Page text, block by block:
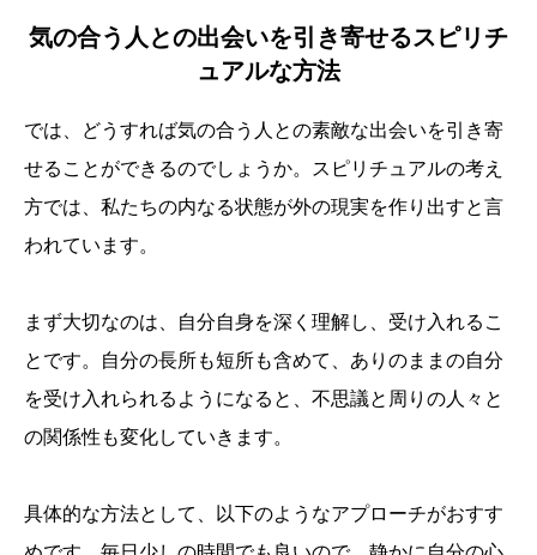
気の合う人との出会いを引き寄せるスピリチ
ュアルな方法
では、どうすれば気の合う人との素敵な出会いを引き寄
せることができるのでしょうか。スピリチュアルの考え
方では、私たちの内なる状態が外の現実を作り出すと言
われています。
まず大切なのは、自分自身を深く理解し、受け入れるこ
とです。自分の長所も短所も含めて、ありのままの自分
を受け入れられるようになると、不思議と周りの人々と
の関係性も変化していきます。
具体的な方法として、以下のようなアプローチがおすす